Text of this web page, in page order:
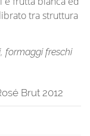
tra struttura
formaggi freschi
Brut 2012